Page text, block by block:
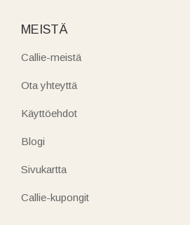
MEISTÄ
Callie-meistä
Ota yhteyttä
Käyttöehdot
Blogi
Sivukartta
Callie-kupongit